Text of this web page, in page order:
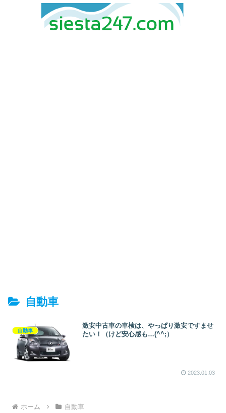
自動車
自動車
激安中古車の車検は、やっぱり激安ですませ
たい！（けど安心感も…(^^;）
2023.01.03
ホーム 自動車